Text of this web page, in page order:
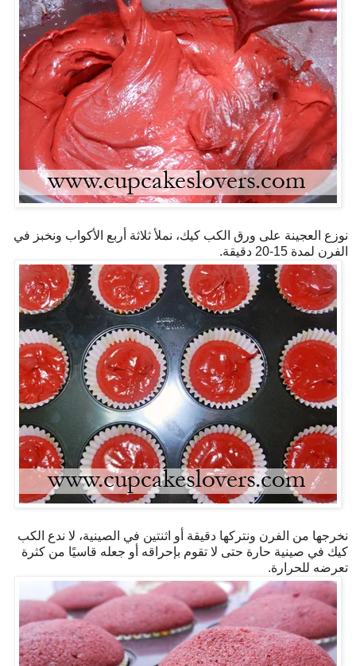
نوزع العجينة على ورق الكب كيك، نملأ ثلاثة أربع الأكواب ونخبز في
الفرن لمدة 15-20 دقيقة.
نخرجها من الفرن ونتركها دقيقة أو اثنتين في الصينية، لا ندع الكب
كيك في صينية حارة حتى لا تقوم بإحراقه أو جعله قاسيًا من كثرة
تعرضه للحرارة.